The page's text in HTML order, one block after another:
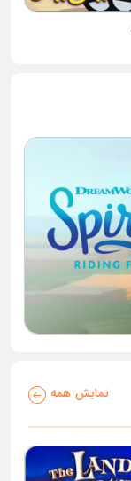
نمایش همه